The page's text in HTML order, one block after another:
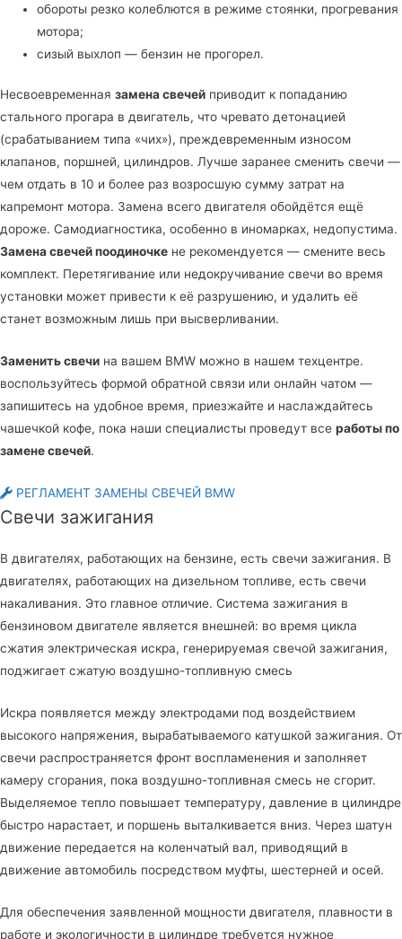
обороты резко колеблются в режиме стоянки, прогревания
мотора;
сизый выхлоп — бензин не прогорел.
Несвоевременная замена свечей приводит к попаданию
стального прогара в двигатель, что чревато детонацией
(срабатыванием типа «чих»), преждевременным износом
клапанов, поршней, цилиндров. Лучше заранее сменить свечи —
чем отдать в 10 и более раз возросшую сумму затрат на
капремонт мотора. Замена всего двигателя обойдётся ещё
дороже. Самодиагностика, особенно в иномарках, недопустима.
Замена свечей поодиночке не рекомендуется — смените весь
комплект. Перетягивание или недокручивание свечи во время
установки может привести к её разрушению, и удалить её
станет возможным лишь при высверливании.
Заменить свечи на вашем BMW можно в нашем техцентре.
воспользуйтесь формой обратной связи или онлайн чатом —
запишитесь на удобное время, приезжайте и наслаждайтесь
чашечкой кофе, пока наши специалисты проведут все работы по
замене свечей.
РЕГЛАМЕНТ ЗАМЕНЫ СВЕЧЕЙ BMW
Свечи зажигания
В двигателях, работающих на бензине, есть свечи зажигания. В
двигателях, работающих на дизельном топливе, есть свечи
накаливания. Это главное отличие. Система зажигания в
бензиновом двигателе является внешней: во время цикла
сжатия электрическая искра, генерируемая свечой зажигания,
поджигает сжатую воздушно-топливную смесь
Искра появляется между электродами под воздействием
высокого напряжения, вырабатываемого катушкой зажигания. От
свечи распространяется фронт воспламенения и заполняет
камеру сгорания, пока воздушно-топливная смесь не сгорит.
Выделяемое тепло повышает температуру, давление в цилиндре
быстро нарастает, и поршень выталкивается вниз. Через шатун
движение передается на коленчатый вал, приводящий в
движение автомобиль посредством муфты, шестерней и осей.
Для обеспечения заявленной мощности двигателя, плавности в
работе и экологичности в цилиндре требуется нужное